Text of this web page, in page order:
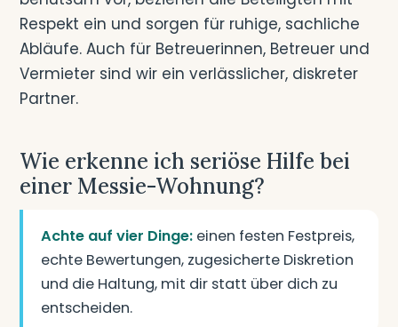
Respekt ein und sorgen für ruhige, sachliche
Abläufe. Auch für Betreuerinnen, Betreuer und
Vermieter sind wir ein verlässlicher, diskreter
Partner.
Wie erkenne ich seriöse Hilfe bei
einer Messie-Wohnung?
Achte auf vier Dinge: einen festen Festpreis,
echte Bewertungen, zugesicherte Diskretion
und die Haltung, mit dir statt über dich zu
entscheiden.